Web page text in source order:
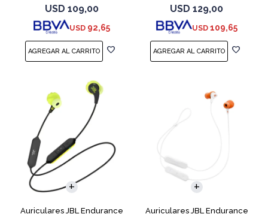
Blanco
USD 109,00
USD 92,65
Bluetooth Black
USD 129,00
USD 109,65
Auriculares JBL Endurance
Auriculares JBL Endurance